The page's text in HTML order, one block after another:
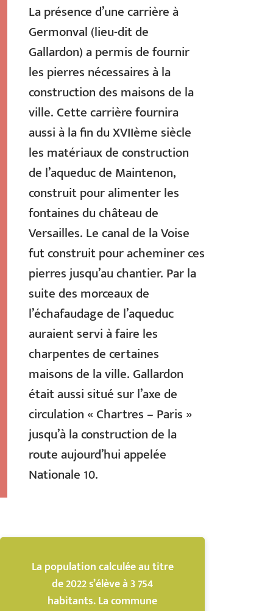
La présence d’une carrière à
Germonval (lieu-dit de
Gallardon) a permis de fournir
les pierres nécessaires à la
construction des maisons de la
ville. Cette carrière fournira
aussi à la fin du XVIIème siècle
les matériaux de construction
de l’aqueduc de Maintenon,
construit pour alimenter les
fontaines du château de
Versailles. Le canal de la Voise
fut construit pour acheminer ces
pierres jusqu’au chantier. Par la
suite des morceaux de
l’échafaudage de l’aqueduc
auraient servi à faire les
charpentes de certaines
maisons de la ville. Gallardon
était aussi situé sur l’axe de
circulation « Chartres – Paris »
jusqu’à la construction de la
route aujourd’hui appelée
Nationale 10.
La population calculée au titre
de 2022 s’élève à 3 754
habitants. La commune